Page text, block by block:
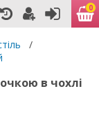
0
/
в чохлі